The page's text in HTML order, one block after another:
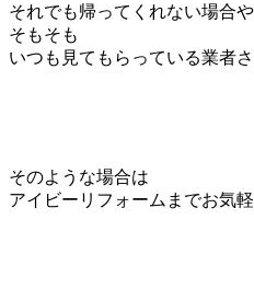
それでも帰ってくれない場合や
そもそも
いつも見てもらっている業者
そのような場合は
アイビーリフォームまでお気